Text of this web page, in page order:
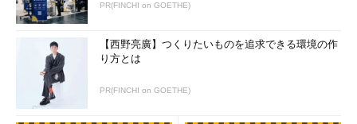
PR(FINCHI on GOETHE)
【西野亮廣】つくりたいものを追求できる環境の作
り方とは
PR(FINCHI on GOETHE)